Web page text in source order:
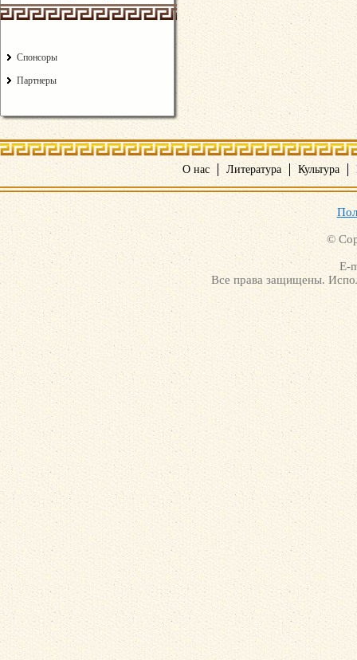
Спонсоры
Партнеры
О нас Литература Культура
©
E-
Все права защищены.